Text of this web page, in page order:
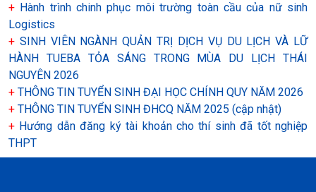
+ Hành trình chinh phục môi trường toàn cầu của nữ sinh
Logistics
+ SINH VIÊN NGÀNH QUẢN TRỊ DỊCH VỤ DU LỊCH VÀ LỮ
HÀNH TUEBA TỎA SÁNG TRONG MÙA DU LỊCH THÁI
NGUYÊN 2026
+ THÔNG TIN TUYỂN SINH ĐẠI HỌC CHÍNH QUY NĂM 2026
+ THÔNG TIN TUYỂN SINH ĐHCQ NĂM 2025 (cập nhật)
+ Hướng dẫn đăng ký tài khoản cho thí sinh đã tốt nghiệp
THPT